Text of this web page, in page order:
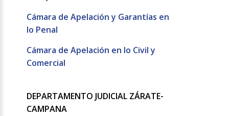
Cámara de Apelación y Garantías en
lo Penal
Cámara de Apelación en lo Civil y
Comercial
DEPARTAMENTO JUDICIAL ZÁRATE-
CAMPANA